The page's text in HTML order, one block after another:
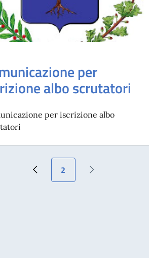
per
albo scrutatori
per iscrizione albo
Pagina precedente
Pagina attuale
2
Pagina successiva